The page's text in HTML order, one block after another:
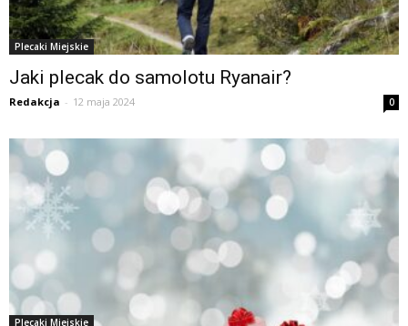
Plecaki Miejskie
Jaki plecak do samolotu Ryanair?
Redakcja - 12 maja 2024 0
Plecaki Miejskie